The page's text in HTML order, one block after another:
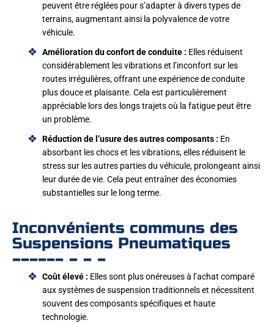
peuvent être réglées pour s’adapter à divers types de
terrains, augmentant ainsi la polyvalence de votre
véhicule.
Amélioration du confort de conduite : Elles réduisent
considérablement les vibrations et l’inconfort sur les
routes irrégulières, offrant une expérience de conduite
plus douce et plaisante. Cela est particulièrement
appréciable lors des longs trajets où la fatigue peut être
un problème.
Réduction de l’usure des autres composants : En
absorbant les chocs et les vibrations, elles réduisent le
stress sur les autres parties du véhicule, prolongeant ainsi
leur durée de vie. Cela peut entraîner des économies
substantielles sur le long terme.
Inconvénients communs des
Suspensions Pneumatiques
Coût élevé : Elles sont plus onéreuses à l’achat comparé
aux systèmes de suspension traditionnels et nécessitent
souvent des composants spécifiques et haute
technologie.